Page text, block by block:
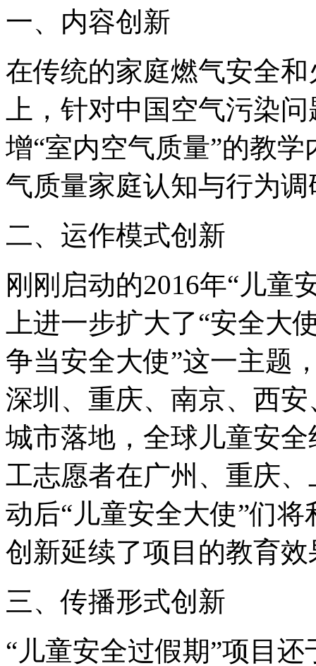
一、内容创新
在传统的家庭燃气安全
上，针对中国空气污染
增“室内空气质量”的教
气质量家庭认知与行为
二、运作模式创新
刚刚启动的2016年“儿童
上进一步扩大了“安全大
争当安全大使”这一主题
深圳、重庆、南京、西
城市落地，全球儿童安
工志愿者在广州、重庆
动后“儿童安全大使”们
创新延续了项目的教育
三、传播形式创新
“儿童安全过假期”项目